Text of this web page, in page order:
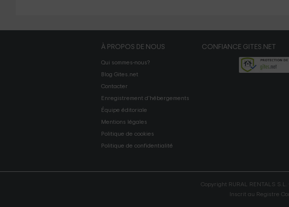
À PROPOS DE NOUS
Qui sommes-nous?
Blog Gites.net
Contacter
Enregistrement d'hébergements
Équipe éditoriale
Mentions légales
Politique de cookies
Politique de confidentialité
CONFIANCE GITES.NET
Copyright RURAL RENTALS
Inscrit au Registre